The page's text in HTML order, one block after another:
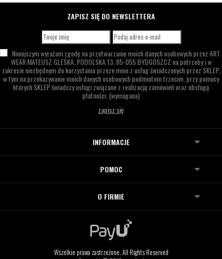
ZAPISZ SIĘ DO NEWSLETTERA
Niniejszym wyrażam zgodę na przetwarzanie moich danych osobowych przezART
WEAR MATEUSZ GLESKA,PODOLSKA 13,85-055 BYDGOSZCZ na potrzeby i w
zakresie niezbędnym do korzystania przeze mnie z usług świadczonych przez SKLEP,
w tym na przekazywanie moich danych osobowych podmiotom trzecim, przy pomocy
których SKLEP świadczy usługi związane z realizacją zamówień oraz obsługą
płatności.(wymagana)
INFORMACJE
POMOC
O FIRMIE
Wszelkie prawa zastrzeżone. All Rights Reserved